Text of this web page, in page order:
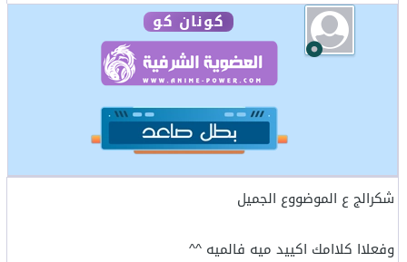
كونان كو
شكرالج ع الموضووع الجميل
وفعلاا كلاامك اكييد ميه فالميه ^^